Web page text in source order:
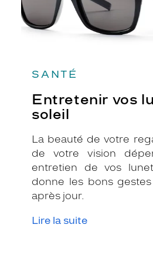
SANTÉ
Entretenir vos
soleil
La beauté de votre
de votre vision
entretien de vos
donne les bons
après jour.
Lire la suite